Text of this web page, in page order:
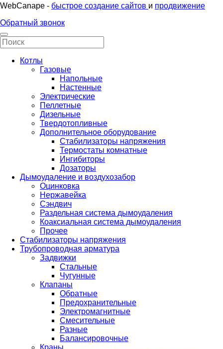
WebCanape - быстрое создание сайтов и продвижение
Обратный звонок
Котлы
Газовые
Напольные
Настенные
Электрические
Пеллетные
Дизельные
Твердотопливные
Дополнительное оборудование
Стабилизаторы напряжения
Термостаты комнатные
Ингибиторы
Дозаторы
Дымоудаление и воздухозабор
Оцинковка
Нержавейка
Сэндвич
Раздельная система дымоудаления
Коаксиальная система дымоудаления
Прочее
Стабилизаторы напряжения
Трубопроводная арматура
Задвижки
Стальные
Чугунные
Клапаны
Обратные
Предохранительные
Электромагнитные
Смесительные
Разные
Балансировочные
Краны